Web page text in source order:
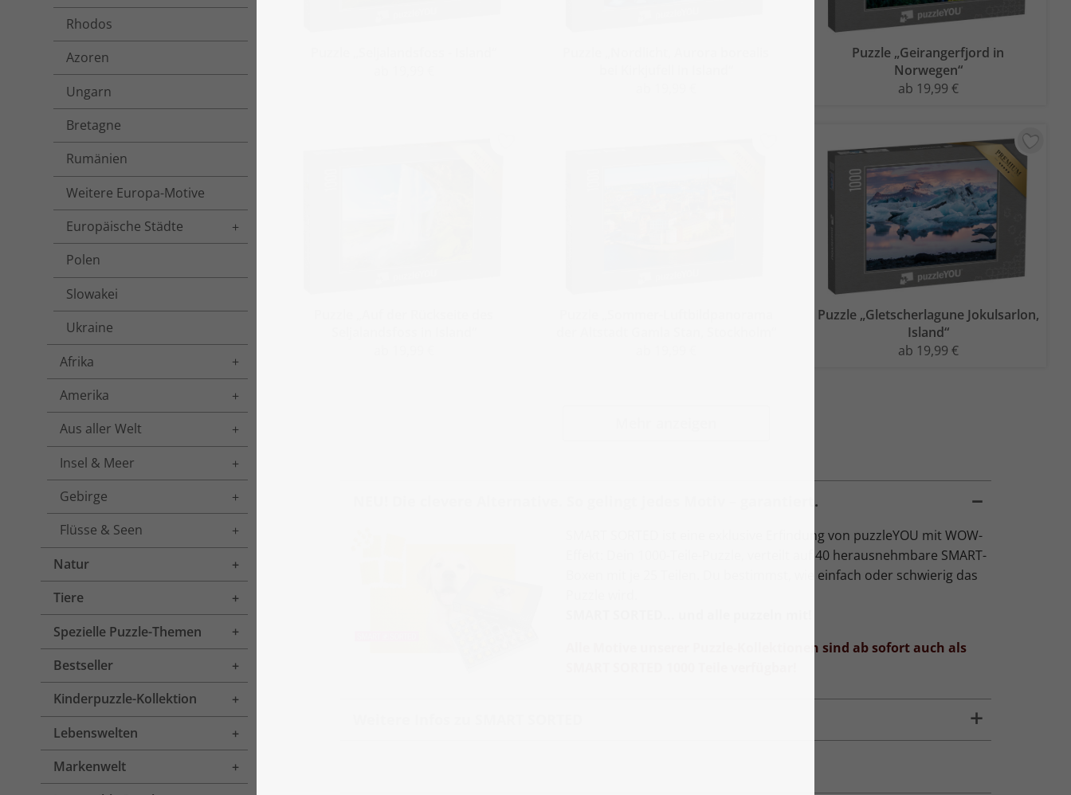
Rhodos
Azoren
Ungarn
Bretagne
Rumänien
Weitere Europa-Motive
Europäische Städte
Toggle menu
Polen
Slowakei
Ukraine
Afrika
Toggle menu
Amerika
Toggle menu
Aus aller Welt
Toggle menu
Insel & Meer
Toggle menu
Gebirge
Toggle menu
Flüsse & Seen
Toggle menu
Natur
Toggle menu
Tiere
Toggle menu
Spezielle Puzzle-Themen
Toggle menu
Bestseller
Toggle menu
Kinderpuzzle-Kollektion
Toggle menu
Lebenswelten
Toggle menu
Markenwelt
Toggle menu
Puzzle „Geirangerfjord in
Norwegen“
ab 19,99 €
Puzzle „Gletscherlagune Jokulsarlon,
Island“
ab 19,99 €
NEU! Die clevere Alternative. So gelingt jedes Motiv – garantiert.
SMART SORTED ist eine exklusive Erfindung von puzzleYOU mit WOW-
Effekt: Dein 1000-Teile-Puzzle, verteilt auf 40 herausnehmbare SMART-
Boxen mit je 25 Teilen. Du bestimmst, wie einfach oder schwierig das
Alle Motive unserer Puzzle-Kollektionen sind ab sofort auch als